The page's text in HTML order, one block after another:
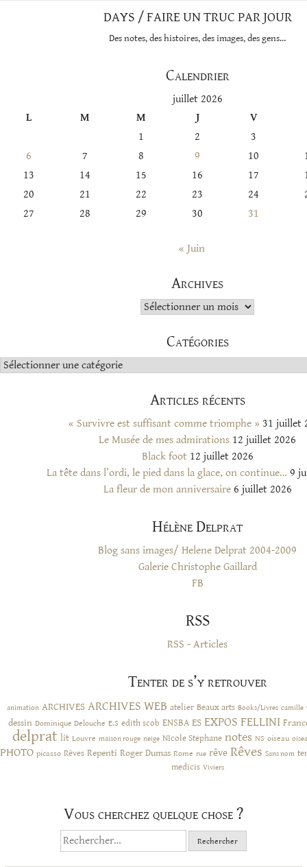
DAYS / FAIRE UN TRUC PAR JOUR
Des notes, des histoires, des images, des gens…
Calendrier
juillet 2026
L
M M J
V
1
2
3
6
7 8 9 10
13
14 15 16 17
20
21 22 23 24
27
28 29 30 31
« Juin
Archives
Archives
Catégories
Catégories
Articles récents
« Survivre est suffisant comme triomphe » 31 juillet
Le Musée de mes admirations 12 juillet 2026
Black foot 12 juillet 2026
La tête dans l’ordi, le pied dans la glace, on continue… 9
La fleur de mon anniversaire 6 juillet 2026
Hélène Delprat
Blog sans images/ Helene Delprat 2004-2009
Galerie Christophe Gaillard
FB
RSS
RSS - Articles
Tenter de s’y retrouver
animation ARCHIVES ARCHIVES WEB atelier Beaux arts Books/Livres camille
dessin Dominique Delouche E.S edith scob ENSBA ES EXPOS FELLINI
delprat lit Louvre maison rouge neige NIcole Stephane notes NS oiseau
PHOTO picasso Rêves Repenti Roger Dumas Rome rue rêve Rêves Sans nom
medicis Viviers
Vous cherchez quelque chose ?
Rechercher :